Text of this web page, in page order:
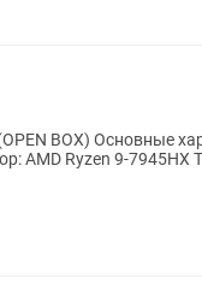
"16" WQXGA 2K IPS,
AMD Ryzen 9-7945HX